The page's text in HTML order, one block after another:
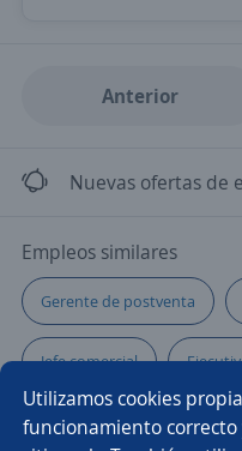
Anterior
Nuevas ofertas de
Empleos similares
Gerente de postventa
Jefe comercial
Comercial financiero
Utilizamos cookies
funcionamiento